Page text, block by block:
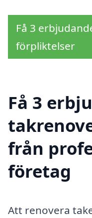
Få 3
förpliktelser
Få 3
från
företag
Att renovera